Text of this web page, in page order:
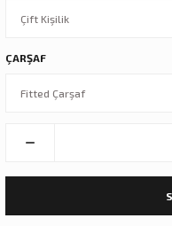
ÇARŞAF